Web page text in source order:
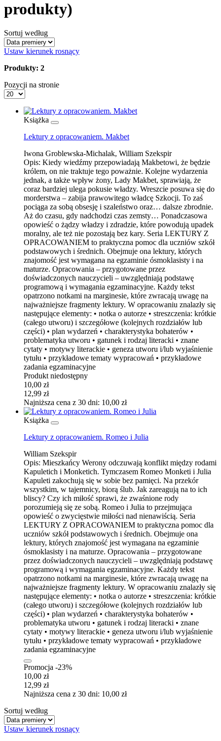
produkty)
Sortuj według
Ustaw kierunek rosnący
Produkty: 2
Pozycji na stronie
Książka
Lektury z opracowaniem. Makbet
Iwona Groblewska-Michalak, William Szekspir
Opis: Kiedy wiedźmy przepowiadają Makbetowi, że będzie
królem, on nie traktuje tego poważnie. Kolejne wydarzenia
jednak, a także wpływ żony, Lady Makbet, sprawiają, że
coraz bardziej ulega pokusie władzy. Wreszcie posuwa się do
morderstwa – zabija prawowitego władcę Szkocji. To zaś
pociąga za sobą obsesję i szaleństwo oraz… dalsze zbrodnie.
Aż do czasu, gdy nadchodzi czas zemsty… Ponadczasowa
opowieść o żądzy władzy i zdradzie, które powodują upadek
moralny, ale też nie pozostają bez kary. Seria LEKTURY Z
OPRACOWANIEM to praktyczna pomoc dla uczniów szkół
podstawowych i średnich. Obejmuje ona lektury, których
znajomość jest wymagana na egzaminie ósmoklasisty i na
maturze. Opracowania – przygotowane przez
doświadczonych nauczycieli – uwzględniają podstawę
programową i wymagania egzaminacyjne. Każdy tekst
opatrzono notkami na marginesie, które zwracają uwagę na
najważniejsze fragmenty lektury. W opracowaniu znalazły się
następujące elementy: • notka o autorze • streszczenia: krótkie
(całego utworu) i szczegółowe (kolejnych rozdziałów lub
części) • plan wydarzeń • charakterystyka bohaterów •
problematyka utworu • gatunek i rodzaj literacki • znane
cytaty • motywy literackie • geneza utworu i/lub wyjaśnienie
tytułu • przykładowe tematy wypracowań • przykładowe
zadania egzaminacyjne
Produkt niedostępny
10,00 zł
12,99 zł
Najniższa cena z 30 dni: 10,00 zł
Książka
Lektury z opracowaniem. Romeo i Julia
William Szekspir
Opis: Mieszkańcy Werony odczuwają konflikt między rodami
Kapuletich i Monketich. Tymczasem Romeo Monketi i Julia
Kapuleti zakochują się w sobie bez pamięci. Na przekór
wszystkim, w tajemnicy, biorą ślub. Jak zareagują na to ich
bliscy? Czy ich miłość sprawi, że zwaśnione rody
porozumieją się ze sobą. Romeo i Julia to przejmująca
opowieść o zwycięstwie miłości nad nienawiścią. Seria
LEKTURY Z OPRACOWANIEM to praktyczna pomoc dla
uczniów szkół podstawowych i średnich. Obejmuje ona
lektury, których znajomość jest wymagana na egzaminie
ósmoklasisty i na maturze. Opracowania – przygotowane
przez doświadczonych nauczycieli – uwzględniają podstawę
programową i wymagania egzaminacyjne. Każdy tekst
opatrzono notkami na marginesie, które zwracają uwagę na
najważniejsze fragmenty lektury. W opracowaniu znalazły się
następujące elementy: • notka o autorze • streszczenia: krótkie
(całego utworu) i szczegółowe (kolejnych rozdziałów lub
części) • plan wydarzeń • charakterystyka bohaterów •
problematyka utworu • gatunek i rodzaj literacki • znane
cytaty • motywy literackie • geneza utworu i/lub wyjaśnienie
tytułu • przykładowe tematy wypracowań • przykładowe
zadania egzaminacyjne
Promocja -23%
10,00 zł
12,99 zł
Najniższa cena z 30 dni: 10,00 zł
Sortuj według
Ustaw kierunek rosnący